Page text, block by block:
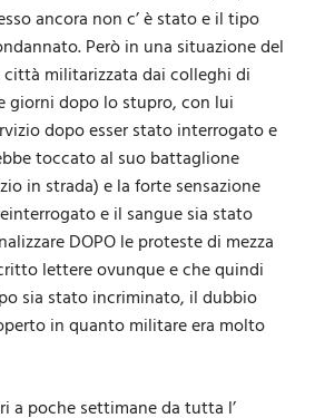
ancora non c’ è stato e il tipo
Però in una situazione del
città militarizzata dai colleghi di
giorni dopo lo stupro, con lui
dopo esser stato interrogato e
toccato al suo battaglione
in strada) e la forte sensazione
e il sangue sia stato
DOPO le proteste di mezza
lettere ovunque e che quindi
sia stato incriminato, il dubbio
in quanto militare era molto
a poche settimane da tutta l’